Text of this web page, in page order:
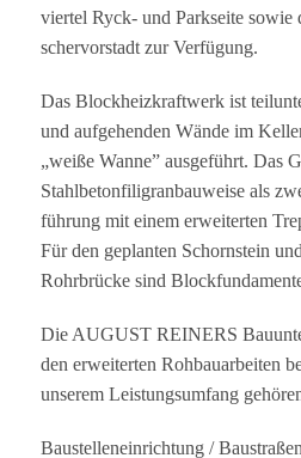
vier­tel Ryck- und Park­seite
scher­vor­stadt zur Verfügung.
Das Block­heiz­kraft­werk ist
und auf­ge­hen­den Wände im
„weiße Wanne” aus­ge­führt. Das
Stahl­be­ton­fi­li­gran­bau­weise als
füh­rung mit einem erwei­ter­ten
Für den geplan­ten Schorn­stein
Rohr­brü­cke sind
Die AUGUST REINERS
den erwei­ter­ten Roh­bau­ar­bei­ten
unse­rem Leis­tungs­um­fang
Bau­stel­len­ein­rich­tung / Baustraßen